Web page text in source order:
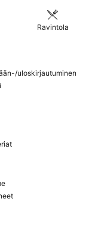
Ravintola
uloskirjautuminen